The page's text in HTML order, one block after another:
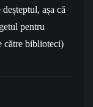
așa că
pentru
către biblioteci)